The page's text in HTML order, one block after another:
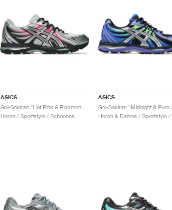
ASICS
Heren / Sportstyle / Schoenen
ASICS